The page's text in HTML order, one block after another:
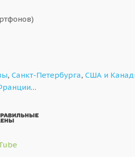
, Санкт-Петербурга, США и
…